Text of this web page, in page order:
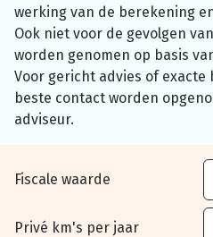
werking van de berekening
Ook niet voor de gevolgen
worden genomen op basis
Voor gericht advies of
beste contact worden
adviseur.
Fiscale waarde
Privé km's per jaar